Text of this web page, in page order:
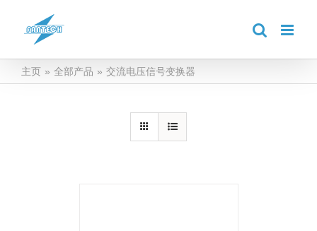
主页 » 全部产品 » 交流电压信号变换器